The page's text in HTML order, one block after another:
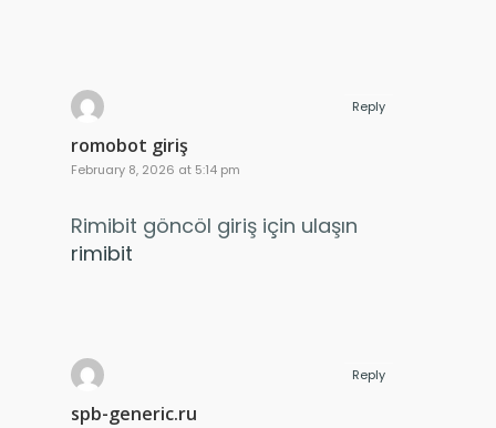
romobot giriş
February 8, 2026 at 5:14 pm
Rimibit göncöl giriş için ulaşın
rimibit
Reply
spb-generic.ru
Reply